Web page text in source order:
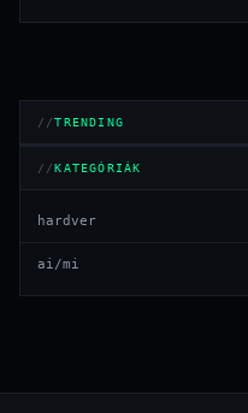
TRENDING
KATEGÓRIÁK
hardver
ai/mi